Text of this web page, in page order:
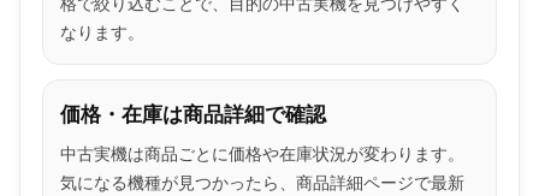
なります。
価格・在庫は商品詳細で確認
中古実機は商品ごとに価格や在庫状況が変わります。
気になる機種が見つかったら、商品詳細ページで最新